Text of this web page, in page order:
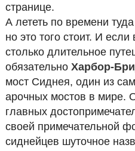
странице.
А лететь по времени
но это того стоит. И
столько длительное
обязательно Харбор-
мост Сиднея, один из
арочных мостов в мире.
главных
своей примечательной
сиднейцев шуточное